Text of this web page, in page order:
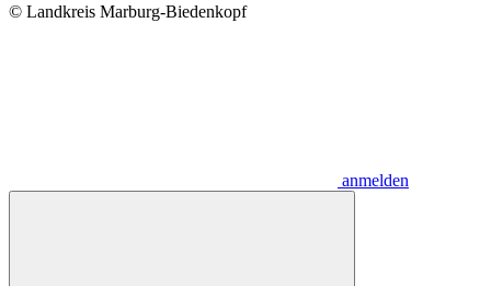
© Landkreis Marburg-Biedenkopf
anmelden